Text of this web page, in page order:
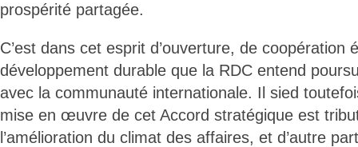
prospérité partagée.
C’est dans cet esprit d’ouverture, de coopération
développement durable que la RDC entend
avec la communauté internationale. Il sied
mise en œuvre de cet Accord stratégique est
l’amélioration du climat des affaires, et d’autre